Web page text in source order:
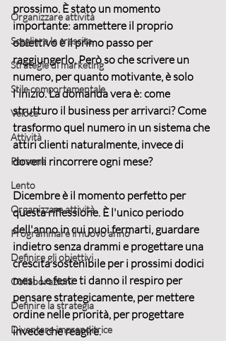
Organizzare attività
Scegliere la crescita
Strategie di marketing
Stile comportamentale
Veloce
Attività
Persone
Lento
Organizzare attività
Programmare il nuovo anno
Definire gli obiettivi
Collaborazioni
Definire la strategia
Diventare imprenditrice
prossimo. È stato un momento
importante: ammettere il proprio
obiettivo è il primo passo per
raggiungerlo. Però so che scrivere un
numero, per quanto motivante, è solo
l'inizio. La domanda vera è: come
strutturo il business per arrivarci? Come
trasformo quel numero in un sistema che
attiri clienti naturalmente, invece di
doverli rincorrere ogni mese?
Dicembre è il momento perfetto per
questa riflessione. È l'unico periodo
dell'anno in cui puoi fermarti, guardare
indietro senza drammi e progettare una
crescita sostenibile per i prossimi dodici
mesi. Le feste ti danno il respiro per
pensare strategicamente, per mettere
ordine nelle priorità, per progettare
invece che reagire.